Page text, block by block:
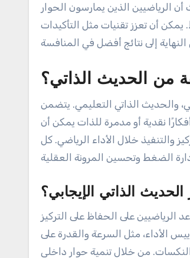
الرياضيين الذين يمارسون الحوار
يمكن أن تعزز تقنيات مثل التأكيدات
من الحديث الذاتي؟
والحديث الذاتي التعليمي. يتضمن
نقدية أو مدمرة للذات يمكن أن
والتنفيذ خلال الأداء الرياضي. كل
الذاتي الإيجابي؟
الرياضيين على الحفاظ على التركيز
الأداء، مثل السرعة والقدرة على
من خلال تنمية حوار داخلي